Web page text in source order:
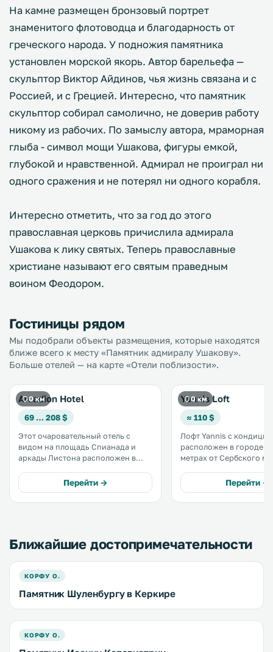
На камне размещен бронзовый портрет
знаменитого флотоводца и благодарность от
греческого народа. У подножия памятника
установлен морской якорь. Автор барельефа —
скульптор Виктор Айдинов, чья жизнь связана и с
Россией, и с Грецией. Интересно, что памятник
скульптор собирал самолично, не доверив работу
никому из рабочих. По замыслу автора, мраморная
глыба - символ мощи Ушакова, фигуры емкой,
глубокой и нравственной. Адмирал не проиграл ни
одного сражения и не потерял ни одного корабля.
Интересно отметить, что за год до этого
православная церковь причислила адмирала
Ушакова к лику святых. Теперь православные
христиане называют его святым праведным
воином Феодором.
Гостиницы рядом
Мы подобрали объекты размещения, которые находятся
ближе всего к месту «Памятник адмиралу Ушакову».
Больше отелей — на карте «Отели поблизости».
0 км
Arcadion Hotel
69 … 208 $
Этот очаровательный отель с
видом на площадь Спианада и
аркады Листона расположен в
гостей комфортабельные номера с
бесплатным WiFi. .
Перейти →
0 км
Yannis Loft
≈ 110 $
Лофт Yannis с
расположен в городе
метрах от Сербского
домашними животными. К
гостей обеденная зона
Предоставляются
Перейти →
Ближайшие достопримечательности
КОРФУ О.
Памятник Шуленбургу в Керкире
КОРФУ О.